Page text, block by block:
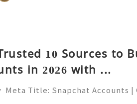
10 Sources to
in 2026 with ...
Meta Title: Snapchat Accounts |